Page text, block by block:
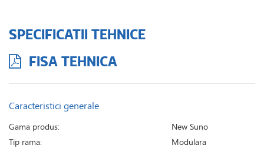
SPECIFICATII TEHNICE
FISA TEHNICA
Caracteristici generale
Gama produs:
New Suno
Tip rama:
Modulara